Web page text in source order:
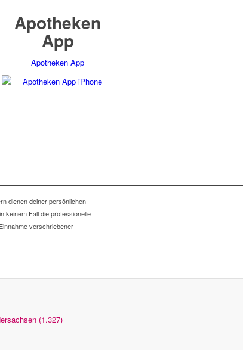
Apotheken
App
Apotheken App
dienen deiner persönlichen
keinem Fall die professionelle
verschriebener
(1.327)